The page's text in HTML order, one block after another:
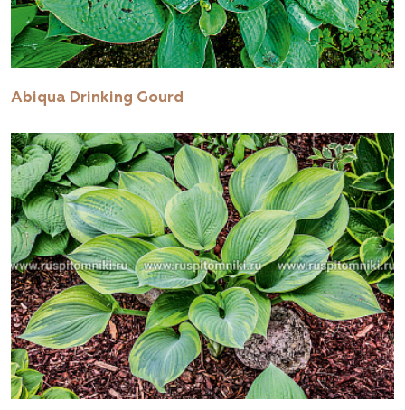
Abiqua Drinking Gourd